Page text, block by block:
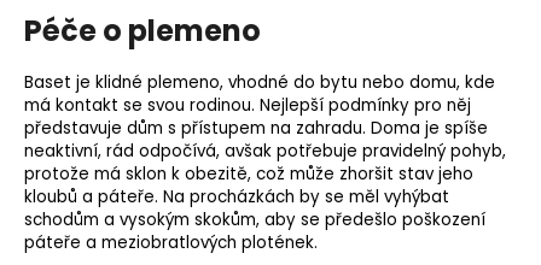
Péče o plemeno
Baset je klidné plemeno, vhodné do bytu nebo domu, kde
má kontakt se svou rodinou. Nejlepší podmínky pro něj
představuje dům s přístupem na zahradu. Doma je spíše
neaktivní, rád odpočívá, avšak potřebuje pravidelný pohyb,
protože má sklon k obezitě, což může zhoršit stav jeho
kloubů a páteře. Na procházkách by se měl vyhýbat
schodům a vysokým skokům, aby se předešlo poškození
páteře a meziobratlových plotének.